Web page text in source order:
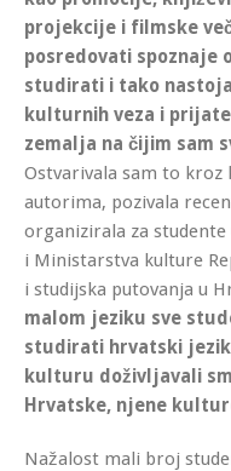
projekcije i filmske
posredovati spoznaje
studirati i tako
kulturnih veza i
zemalja na čijim sam
Ostvarivala sam to kroz
autorima, pozivala
organizirala za
i Ministarstva kulture
i studijska putovanja u
malom jeziku sve
studirati hrvatski
kulturu doživljavali
Hrvatske, njene
Nažalost mali broj